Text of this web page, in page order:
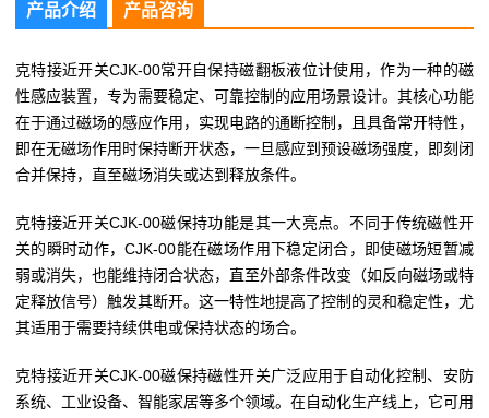
产品介绍 产品咨询
克特接近开关CJK-00常开自保持磁翻板液位计使用，作为一种的磁
性感应装置，专为需要稳定、可靠控制的应用场景设计。其核心功能
在于通过磁场的感应作用，实现电路的通断控制，且具备常开特性，
即在无磁场作用时保持断开状态，一旦感应到预设磁场强度，即刻闭
合并保持，直至磁场消失或达到释放条件。
克特接近开关CJK-00磁保持功能是其一大亮点。不同于传统磁性开
关的瞬时动作，CJK-00能在磁场作用下稳定闭合，即使磁场短暂减
弱或消失，也能维持闭合状态，直至外部条件改变（如反向磁场或特
定释放信号）触发其断开。这一特性地提高了控制的灵和稳定性，尤
其适用于需要持续供电或保持状态的场合。
克特接近开关CJK-00磁保持磁性开关广泛应用于自动化控制、安防
系统、工业设备、智能家居等多个领域。在自动化生产线上，它可用